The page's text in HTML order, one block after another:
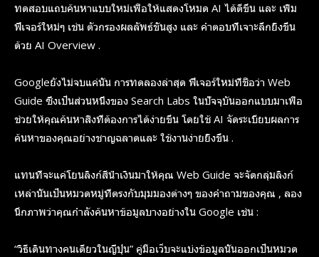
ทดสอบแถบค้นหาแบบใหม่เพื่อให้แสดงโหมด AI ได้ดีขึ้น และ เพิ่ม
ฟีเจอร์ใหม่ๆ เช่น ตัวกรองผลลัพธ์ขั้นสูง และ คำตอบที่เจาะลึกยิ่งขึ้น
ด้วย AI Overview .
Googleยังไม่จบแค่นั้น การทดลองล่าสุด ฟีเจอร์ใหม่ที่ชื่อว่า Web
Guide ซึ่งเป็นส่วนหนึ่งของ Search Labs ในปัจจุบันออกแบบมาเพื่อ
ช่วยให้คุณค้นหาสิ่งที่ต้องการได้ง่ายขึ้น โดยใช้ AI จัดระเบียบผลการ
ค้นหาของคุณอย่างชาญฉลาดและ ใช้งานง่ายยิ่งขึ้น .
แทนที่จะแค่โยนลิงก์สีน้ำเงินมาให้คุณ Web Guide จะจัดกลุ่มลิงก์
เหล่านั้นเป็นหมวดหมู่ที่ตรงกับมุมมองต่างๆ ของคำถามของคุณ , ลอง
นึกภาพว่าคุณกำลังค้นหาข้อมูลบางอย่างใน Google เช่น :
“วิธีเดินทางคนเดียวในญี่ปุ่น” คู่มือเว็บจะแบ่งข้อมูลนั้นออกเป็นหมวด